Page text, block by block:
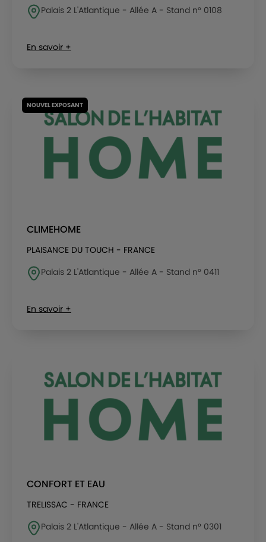
Palais 2 L'Atlantique - Allée A - Stand n° 0108
En savoir +
NOUVEL EXPOSANT
CLIMEHOME
PLAISANCE DU TOUCH - FRANCE
Palais 2 L'Atlantique - Allée A - Stand n° 0411
En savoir +
CONFORT ET EAU
TRELISSAC - FRANCE
Palais 2 L'Atlantique - Allée A - Stand n° 0301